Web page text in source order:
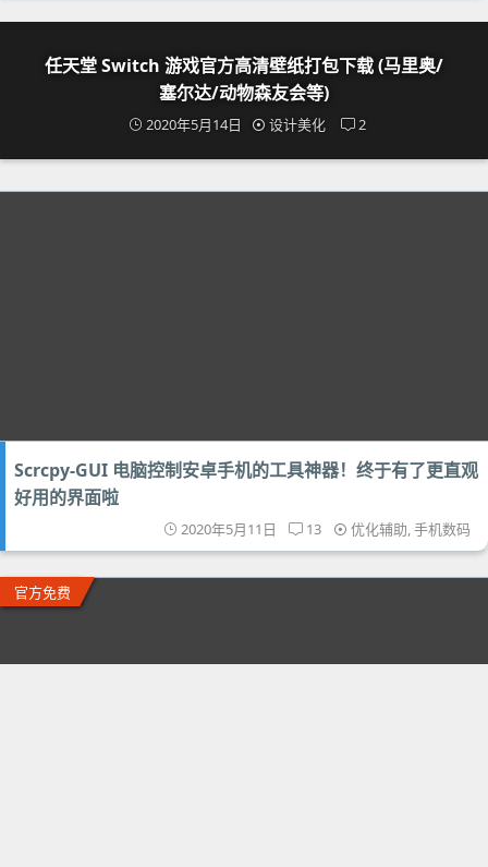
任天堂 Switch 游戏官方高清壁纸打包下载 (马里奥/
塞尔达/动物森友会等)
2020年5月14日 设计美化 2
Scrcpy-GUI 电脑控制安卓手机的工具神器！终于有了更直观
好用的界面啦
2020年5月11日 13 优化辅助,手机数码
官方免费